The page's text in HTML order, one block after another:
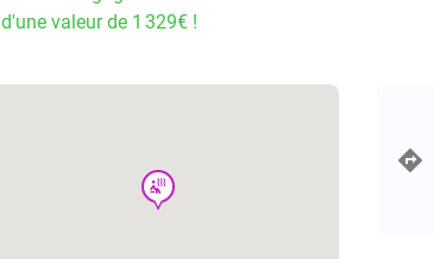
d'une valeur de 1 329€ !
wellness